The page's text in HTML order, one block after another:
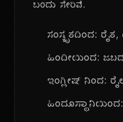
ಬಂದು ಸೇರಿವೆ.
ಸಂಸ್ಕೃತದಿಂದ: ರೈತ,
ಹಿಂದೀಯಿಂದ:
ಇಂಗ್ಲೀಷ್ ನಿಂದ: